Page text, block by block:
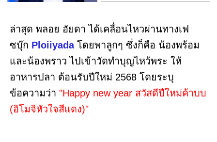
ล่าสุด พลอย อัยดา ได้เคลื่อนไหวผ่านทางเฟ
ซบุ๊ก Ploiiyadaโดยพาลูกๆ ซึ่งก็คือ น้องพร้อม
และน้องพราว ไปเข้าวัดทำบุญไหว้พระ ให้
อาหารปลา ต้อนรับปีใหม่ 2568 โดยระบุ
ข้อความว่า "Happy new year สวัสดีปีใหม่ค้าบบ
(อิโมจิหัวใจสีแดง)"